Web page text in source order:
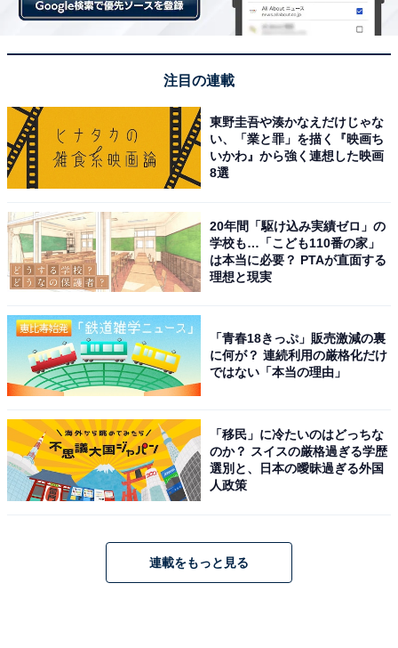
こちらもおすすめ
写真・動画映えする「全国の花火大会」ランキ
ング！ 2位「隅田川花火大会」、1位は？
【2025年調査】
1 2
注目の連載
東野圭吾や湊かなえだけじゃな
い、「業と罪」を描く『映画ち
いかわ』から強く連想した映画
8選
20年間「駆け込み実績ゼロ」の
学校も…「こども110番の家」
は本当に必要？ PTAが直面する
理想と現実
「青春18きっぷ」販売激減の裏
に何が？ 連続利用の厳格化だけ
ではない「本当の理由」
「移民」に冷たいのはどっちな
のか？ スイスの厳格過ぎる学歴
選別と、日本の曖昧過ぎる外国
人政策
連載をもっと見る